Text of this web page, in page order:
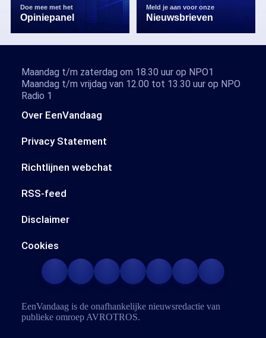
Doe mee met het
Opiniepanel
Meld je aan voor onze
Nieuwsbrieven
Over EenVandaag
Privacy Statement
Richtlijnen webchat
RSS-feed
Disclaimer
Cookies
Maandag t/m zaterdag om 18.30 uur op NPO1
Maandag t/m vrijdag van 12.00 tot 13.30 uur op NPO
Radio 1
EenVandaag is de onafhankelijke nieuwsredactie van
publieke omroep AVROTROS.